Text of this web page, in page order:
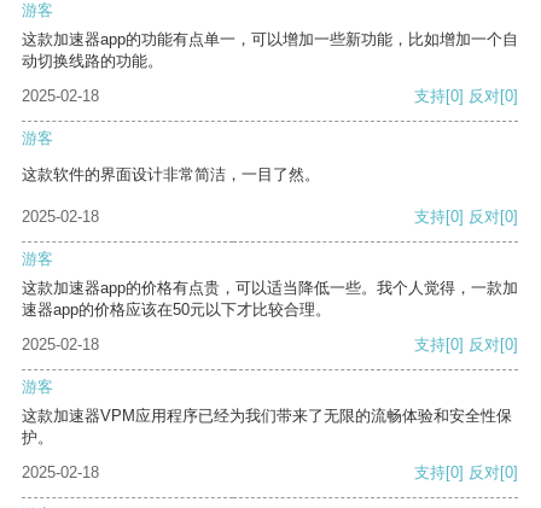
游客
这款加速器app的功能有点单一，可以增加一些新功能，比如增加一个自
动切换线路的功能。
2025-02-18
支持[0] 反对[0]
游客
这款软件的界面设计非常简洁，一目了然。
2025-02-18 支持[0] 反对[0]
游客
这款加速器app的价格有点贵，可以适当降低一些。我个人觉得，一款加
速器app的价格应该在50元以下才比较合理。
2025-02-18
支持[0] 反对[0]
游客
这款加速器VPM应用程序已经为我们带来了无限的流畅体验和安全性保
护。
2025-02-18
支持[0] 反对[0]